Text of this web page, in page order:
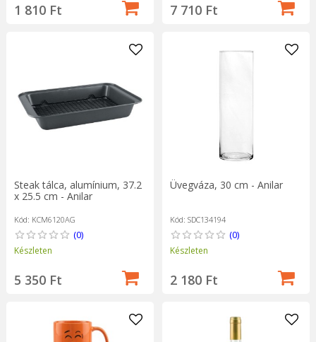
1 810 Ft 7 710 Ft
Steak tálca, alumínium, 37.2
x 25.5 cm - Anilar
Kód: KCM6120AG
(0)
Készleten
5 350 Ft
Üvegváza, 30 cm - Anilar
Kód: SDC134194
(0)
Készleten
2 180 Ft